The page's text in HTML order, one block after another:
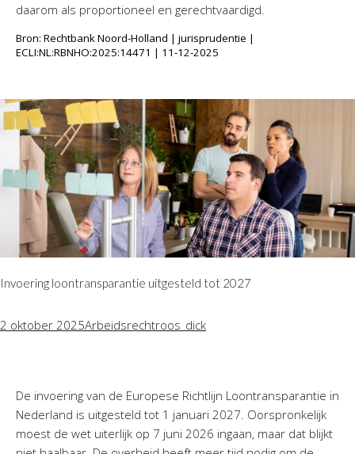
daarom als proportioneel en gerechtvaardigd.
Bron: Rechtbank Noord-Holland | jurisprudentie |
ECLI:NL:RBNHO:2025:14471 | 11-12-2025
Invoering loontransparantie uitgesteld tot 2027
2 oktober 2025Arbeidsrechtroos_dick
De invoering van de Europese Richtlijn Loontransparantie in
Nederland is uitgesteld tot 1 januari 2027. Oorspronkelijk
moest de wet uiterlijk op 7 juni 2026 ingaan, maar dat blijkt